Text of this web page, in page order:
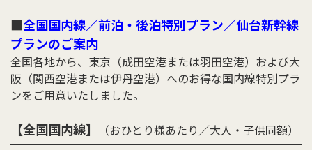
■全国国内線／前泊・後泊特別プラン／仙台新幹線
プランのご案内
全国各地から、東京（成田空港または羽田空港）および大
阪（関西空港または伊丹空港）へのお得な国内線特別プラ
ンをご用意いたしました。
【全国国内線】 （おひとり様あたり／大人・子供同額）